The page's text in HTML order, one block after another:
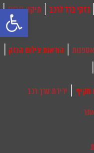
פתח
סרגל
נגישות
נזקי ברד לרכב| תיקון PDR |
| הוראות צילום הנזק
ירידת ערך רכב